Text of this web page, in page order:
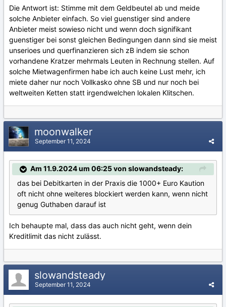
Die Antwort ist: Stimme mit dem Geldbeutel ab und meide
solche Anbieter einfach. So viel guenstiger sind andere
Anbieter meist sowieso nicht und wenn doch signifikant
guenstiger bei sonst gleichen Bedingungen dann sind sie meist
unserioes und querfinanzieren sich zB indem sie schon
vorhandene Kratzer mehrmals Leuten in Rechnung stellen. Auf
solche Mietwagenfirmen habe ich auch keine Lust mehr, ich
miete daher nur noch Vollkasko ohne SB und nur noch bei
weltweiten Ketten statt irgendwelchen lokalen Klitschen.
moonwalker
September 11, 2024
Am 11.9.2024 um 06:25 von slowandsteady:
das bei Debitkarten in der Praxis die 1000+ Euro Kaution
oft nicht ohne weiteres blockiert werden kann, wenn nicht
genug Guthaben darauf ist
Ich behaupte mal, dass das auch nicht geht, wenn dein
Kreditlimit das nicht zulässt.
slowandsteady
September 11, 2024